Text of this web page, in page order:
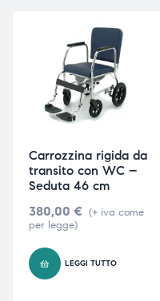
Carrozzina rigida da
transito con WC –
Seduta 46 cm
380,00 € (+ iva come
per legge)
LEGGI TUTTO